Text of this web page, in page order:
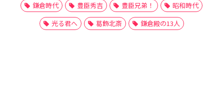
鎌倉時代
豊臣秀吉 豊臣兄弟！
昭和時代
光る君へ
葛飾北斎 鎌倉殿の13人